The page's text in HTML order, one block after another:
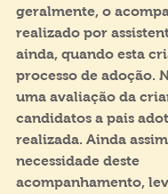
geralmente, o
realizado por
ainda, quando esta
processo de adoção.
uma avaliação da
candidatos a pais
realizada. Ainda
necessidade deste
acompanhamento,